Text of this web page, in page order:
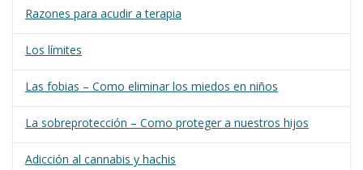
Razones para acudir a terapia
Los límites
Las fobias – Como eliminar los miedos en niños
La sobreprotección – Como proteger a nuestros hijos
Adicción al cannabis y hachis